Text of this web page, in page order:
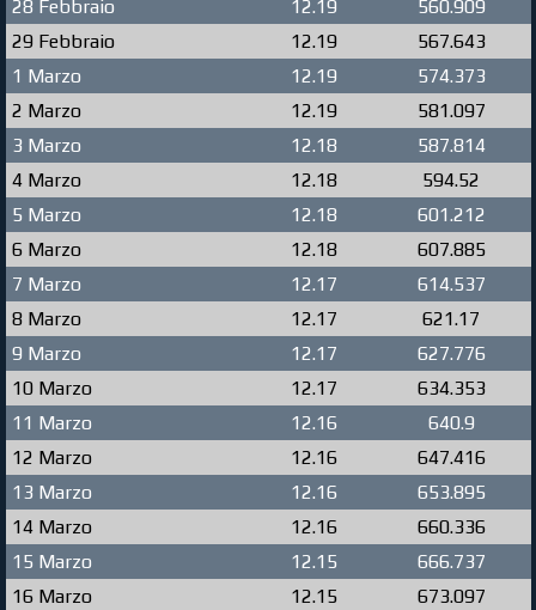
28 Febbraio 12.19
560.909
29 Febbraio
12.19
567.643
1 Marzo
12.19
574.373
2 Marzo
12.19
581.097
3 Marzo
12.18
587.814
4 Marzo
12.18
594.52
5 Marzo
12.18
601.212
6 Marzo
12.18
607.885
7 Marzo
12.17
614.537
8 Marzo
12.17
621.17
9 Marzo
12.17
627.776
10 Marzo
12.17
634.353
11 Marzo
12.16
640.9
12 Marzo
12.16
647.416
13 Marzo
12.16
653.895
14 Marzo
12.16
660.336
15 Marzo
12.15
666.737
16 Marzo
12.15
673.097